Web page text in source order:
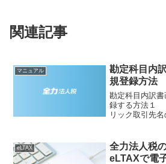
関連記事
マニュアル
勘定科目内
規登録方法
勘定科目内訳
録する方法１
リック取引先
ると下に現れ
します。２ 「
に必要事項を入
と、「名簿新規
eLTAX
全力法人税
eLTAXで電